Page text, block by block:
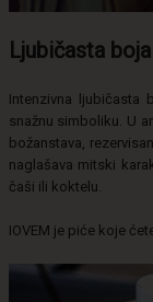
Ljubičasta
Intenzivna ljubičasta
snažnu simboliku. U
božanstava,
naglašava mitski
čaši ili koktelu.
IOVEM je piće koje